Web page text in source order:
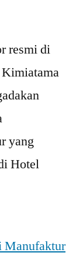
resmi di
Kimiatama
yang
Hotel
Manufaktur